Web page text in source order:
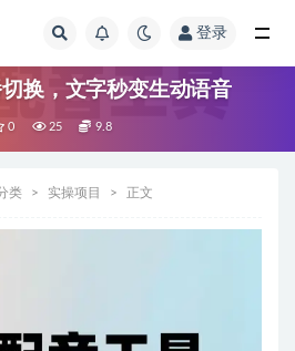
登录
换，文字秒变生动语音
0 25 9.8
类 实操项目 正文